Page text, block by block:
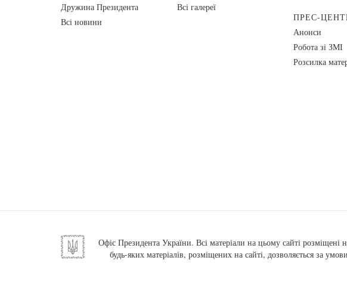
Дружина Президента
Всі новини
Всі галереї
ПРЕС-
Анонси
Робота зі ЗМІ
Розсилка
Офіс Президента України. Всі матеріали на цьому сайті розміщені
будь-яких матеріалів, розміщених на сайті, дозволяється за